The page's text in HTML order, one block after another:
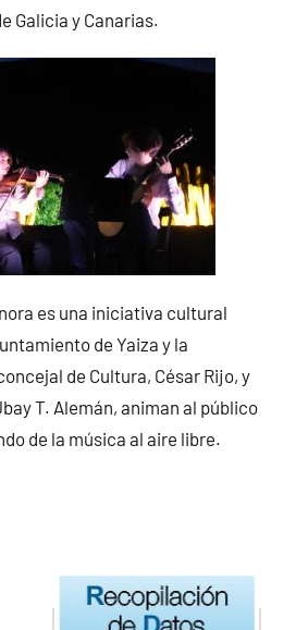
Galicia y Canarias.
es una iniciativa cultural
de Yaiza y la
de Cultura, César Rijo, y
T. Alemán, animan al público
de la música al aire libre.